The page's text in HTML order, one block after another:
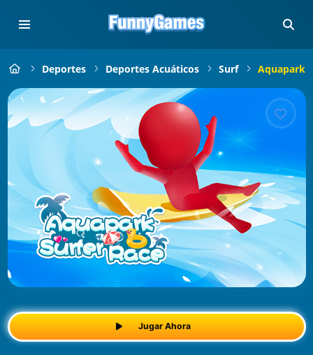
Deportes Deportes Acuáticos Surf Aquapark
Jugar Ahora